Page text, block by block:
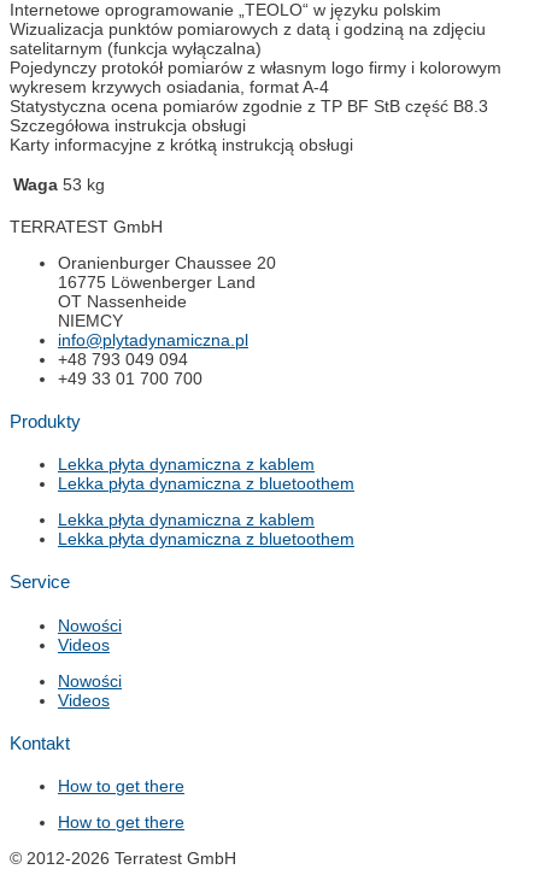
Internetowe oprogramowanie „TEOLO“ w języku polskim
Wizualizacja punktów pomiarowych z datą i godziną na zdjęciu
satelitarnym (funkcja wyłączalna)
Pojedynczy protokół pomiarów z własnym logo firmy i kolorowym
wykresem krzywych osiadania, format A-4
Statystyczna ocena pomiarów zgodnie z TP BF StB część B8.3
Szczegółowa instrukcja obsługi
Karty informacyjne z krótką instrukcją obsługi
Waga 53 kg
TERRATEST GmbH
Oranienburger Chaussee 20
16775 Löwenberger Land
OT Nassenheide
NIEMCY
info@plytadynamiczna.pl
+48 793 049 094
+49 33 01 700 700
Produkty
Lekka płyta dynamiczna z kablem
Lekka płyta dynamiczna z bluetoothem
Lekka płyta dynamiczna z kablem
Lekka płyta dynamiczna z bluetoothem
Service
Nowości
Videos
Nowości
Videos
Kontakt
How to get there
How to get there
© 2012-2026 Terratest GmbH